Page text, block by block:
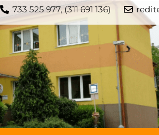
733 525 977, (311 691 136)